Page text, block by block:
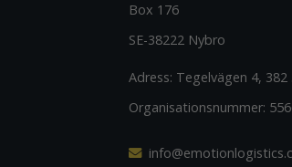
Box 176
SE-38222 Nybro
Adress: Tegelvägen 4, 382
Organisationsnummer: